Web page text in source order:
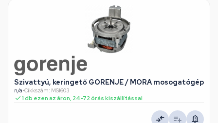
Szivattyú, keringető GORENJE / MORA mosogatógép
n/a•Cikkszám: MSI603
1 db ezen az áron, 24-72 órás kiszállítással